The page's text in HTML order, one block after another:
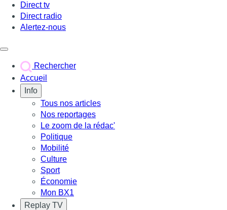
Direct tv
Direct radio
Alertez-nous
Rechercher
Accueil
Info
Tous nos articles
Nos reportages
Le zoom de la rédac'
Politique
Mobilité
Culture
Sport
Économie
Mon BX1
Replay TV